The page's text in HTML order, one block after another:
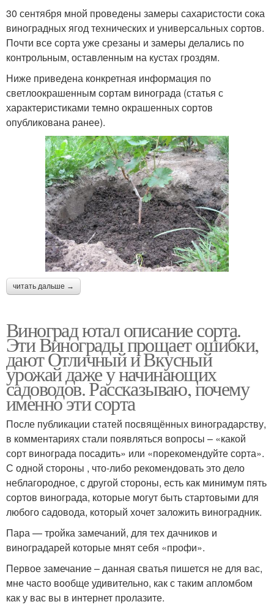
30 сентября мной проведены замеры сахаристости сока
виноградных ягод технических и универсальных сортов.
Почти все сорта уже срезаны и замеры делались по
контрольным, оставленным на кустах гроздям.
Ниже приведена конкретная информация по
светлоокрашенным сортам винограда (статья с
характеристиками темно окрашенных сортов
опубликована ранее).
читать дальше →
Виноград ютал описание сорта.
Эти Винограды прощает ошибки,
дают Отличный и Вкусный
урожай даже у начинающих
садоводов. Рассказываю, почему
именно эти сорта
После публикации статей посвящённых виноградарству,
в комментариях стали появляться вопросы – «какой
сорт винограда посадить» или «порекомендуйте сорта».
С одной стороны , что-либо рекомендовать это дело
неблагородное, с другой стороны, есть как минимум пять
сортов винограда, которые могут быть стартовыми для
любого садовода, который хочет заложить виноградник.
Пара — тройка замечаний, для тех дачников и
виноградарей которые мнят себя «профи».
Первое замечание – данная сватья пишется не для вас,
мне часто вообще удивительно, как с таким апломбом
как у вас вы в интернет пролазите.